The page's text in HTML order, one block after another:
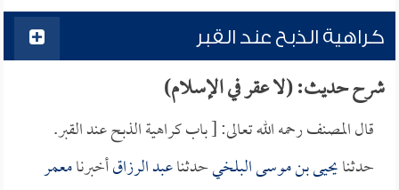
كراهية الذبح عند القبر
شرح حديث: (لا عقر في الإسلام)
قال المصنف رحمه الله تعالى: [ باب كراهية الذبح عند القبر.
حدثنايحيى بن موسى البلخيحدثناعبد الرزاقأخبرنامعمر